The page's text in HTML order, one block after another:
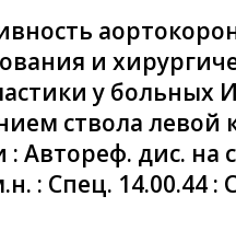
и
у больных
ствола левой
: Автореф. дис. на
: Спец. 14.00.44 :